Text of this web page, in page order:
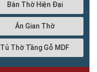
Bàn Thờ Hiện Đại
Án Gian Thờ
Tủ Thờ Tầng Gỗ MDF